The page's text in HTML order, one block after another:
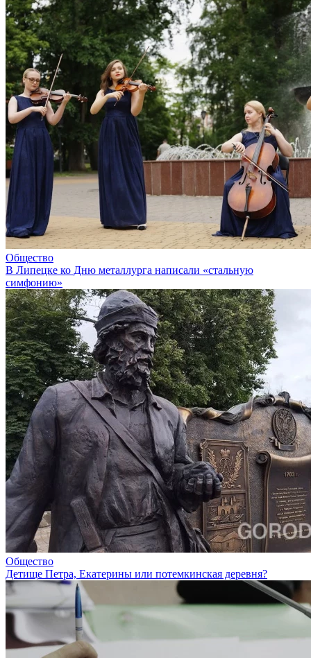
Общество
В Липецке ко Дню металлурга написали «стальную
симфонию»
Общество
Детище Петра, Екатерины или потемкинская деревня?